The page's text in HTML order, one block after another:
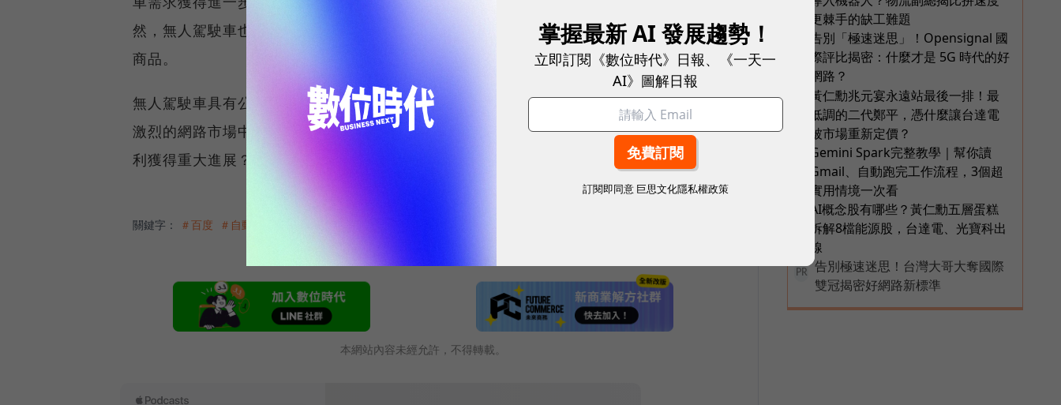
然，無人駕駛車也可以應用在物流服務上，幫住在大城小鎮各個角落的人們運送物資和
商品。
無人駕駛車具有公益和商業的巨大考量，百度公司師法Google可說慧眼獨具，也從競爭
激烈的網路市場中另闢蹊徑，是相當聰明的作法。至於該公司可否像Google一樣，也順
利獲得重大進展？我們相信，很快便可見分曉。
關鍵字： ＃百度 ＃自動駕駛
本網站內容未經允許，不得轉載。
更棘手的缺工難題
告別「極速迷思」！Opensignal 國
際評比揭密：什麼才是 5G 時代的好
網路？
黃仁勳兆元宴永遠站最後一排！最
低調的二代鄭平，憑什麼讓台達電
被市場重新定價？
Gemini Spark完整教學｜幫你讀
Gmail、自動跑完工作流程，3個超
實用情境一次看
AI概念股有哪些？黃仁勳五層蛋糕
拆解8檔能源股，台達電、光寶科出
線
PR
告別極速迷思！台灣大哥大奪國際
雙冠揭密好網路新標準
掌握最新 AI 發展趨勢！
立即訂閱《數位時代》日報、《一天一
AI》圖解日報
訂閱即同意 巨思文化隱私權政策